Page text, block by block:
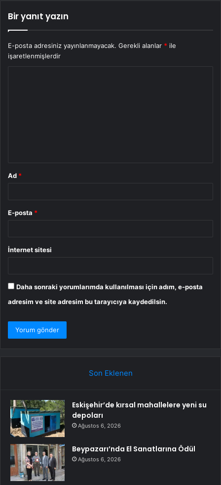
Bir yanıt yazın
E-posta adresiniz yayınlanmayacak. Gerekli alanlar * ile
işaretlenmişlerdir
Ad *
E-posta *
İnternet sitesi
Daha sonraki yorumlarımda kullanılması için adım, e-posta
adresim ve site adresim bu tarayıcıya kaydedilsin.
Son Eklenen
Eskişehir’de kırsal mahallelere yeni su
depoları
Ağustos 6, 2026
Beypazarı’nda El Sanatlarına Ödül
Ağustos 6, 2026